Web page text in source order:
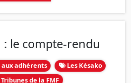
: le compte-rendu
adhérents
Les Késako
Tribunes de la FMF